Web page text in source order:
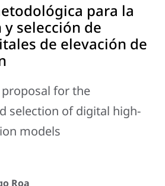
para la
selección de
de elevación de
for the
selection of digital high-
models
Roa